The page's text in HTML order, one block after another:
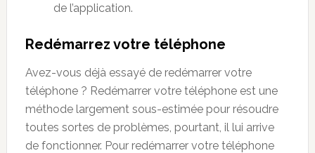
de l’application.
Redémarrez votre téléphone
Avez-vous déjà essayé de redémarrer votre
téléphone ? Redémarrer votre téléphone est une
méthode largement sous-estimée pour résoudre
toutes sortes de problèmes, pourtant, il lui arrive
de fonctionner. Pour redémarrer votre téléphone